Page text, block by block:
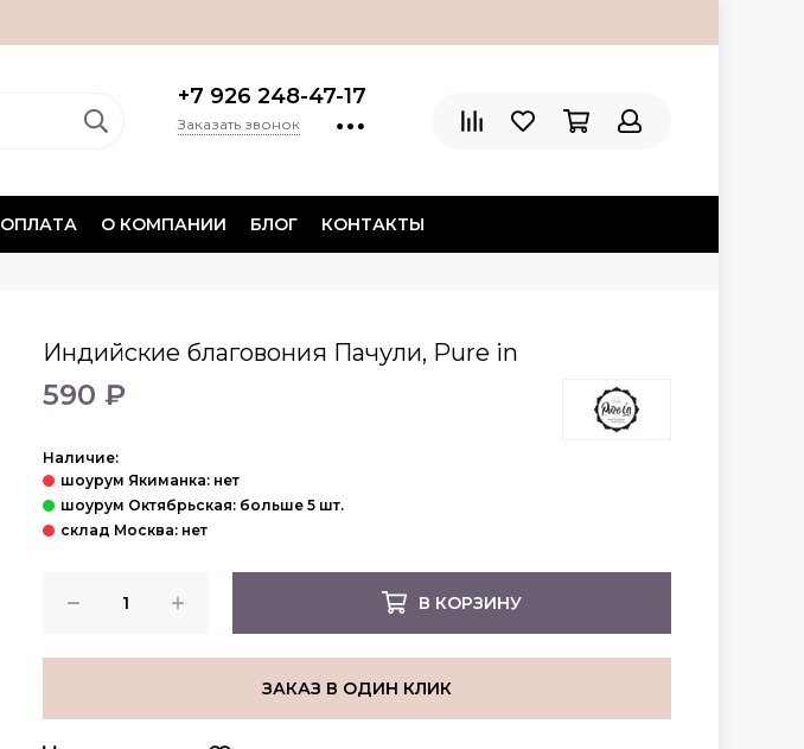
+7 926 248-47-17
Заказать звонок
ОПЛАТА О КОМПАНИИ БЛОГ КОНТАКТЫ
Индийские благовония Пачули, Pure in
590 ₽
Наличие:
В КОРЗИНУ
ЗАКАЗ В ОДИН КЛИК